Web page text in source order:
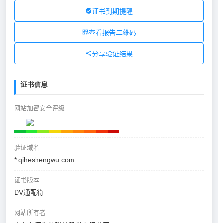
证书到期提醒
查看报告二维码
分享验证结果
证书信息
网站加密安全评级
验证域名
*.qiheshengwu.com
证书版本
DV通配符
网站所有者